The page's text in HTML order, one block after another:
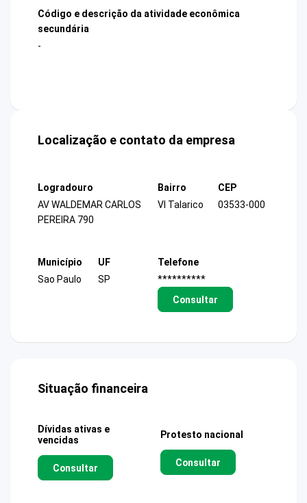
Código e descrição da atividade econômica
secundária
-
Localização e contato da empresa
Logradouro
AV WALDEMAR CARLOS
PEREIRA 790
Bairro
Vl Talarico
CEP
03533-000
Município
Sao Paulo
UF
SP
Telefone
**********
Consultar
Situação financeira
Dívidas ativas e
vencidas
Consultar
Protesto nacional
Consultar